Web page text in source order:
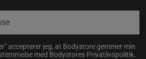
accepterer jeg, at Bodystore gemmer min
med Bodystores Privatlivspolitik.